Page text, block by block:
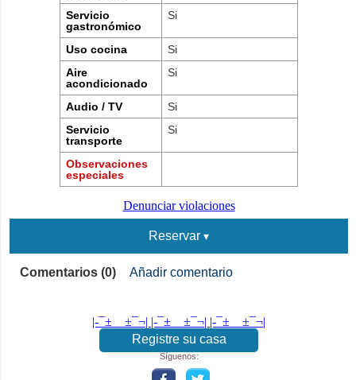
Servicio
gastronómico
Si
Uso cocina
Si
Aire
acondicionado
Si
Audio / TV
Si
Servicio
transporte
Si
Observaciones
especiales
Denunciar violaciones
Reservar
Comentarios (0) Añadir comentario
|-¯±­__­±¯¬| |-¯±­__­±¯¬| |-¯±­__­±¯¬|
Registre su casa
Síguenos: